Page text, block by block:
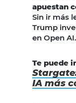
apuestan
Sin ir más
Trump
en Open AI.
Te puede
IA más